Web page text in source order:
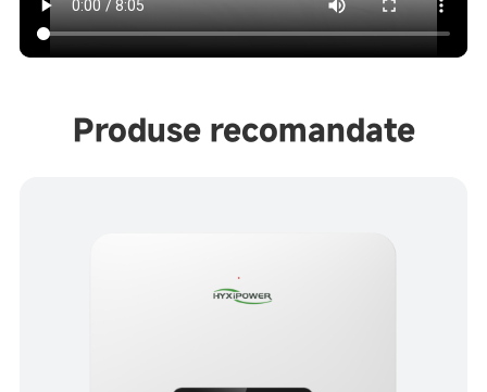
Produse recomandate